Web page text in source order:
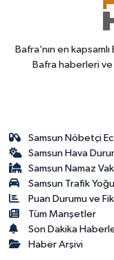
Bafra’nın en
Bafra haberleri
Samsun Nöbetçi
Samsun Hava
Samsun Namaz
Samsun Trafik
Puan Durumu ve
Tüm Manşetler
Son Dakika
Haber Arşivi